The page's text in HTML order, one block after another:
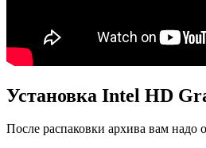
Установка Intel HD
После распаковки архива вам надо